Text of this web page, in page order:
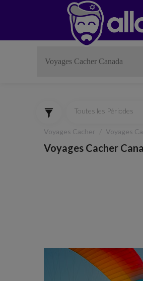
Toutes les Périodes
Voyages Cacher Voyages
Voyages Cacher
Previous